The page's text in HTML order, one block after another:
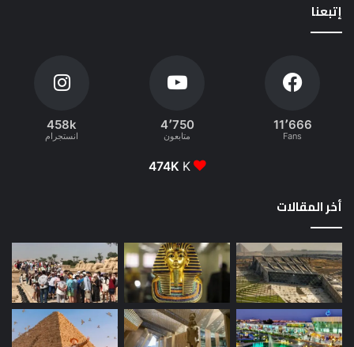
إتبعنا
11٬666
Fans
4٬750
متابعون
458k
انستجرام
474K K
أخر المقالات